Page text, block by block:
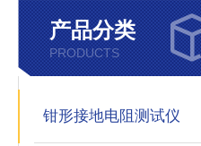
产品分类
PRODUCTS
钳形接地电阻测试仪